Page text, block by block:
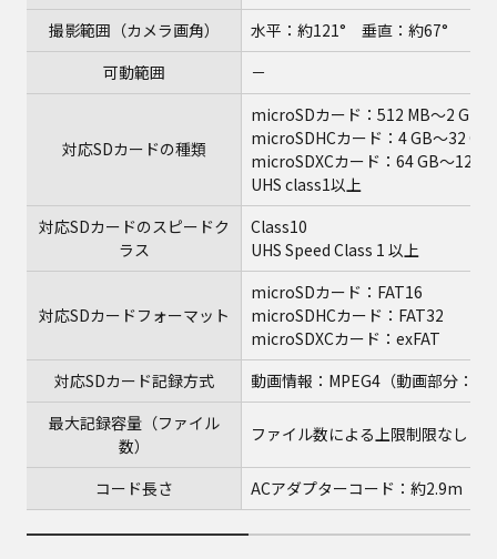
撮影範囲（カメラ画角）
水平：約121° 垂直：約67°
可動範囲
－
対応SDカードの種類
microSDカード：512 MB～2 GB
microSDHCカード：4 GB～32 GB
microSDXCカード：64 GB～128
UHS class1以上
対応SDカードのスピードク
ラス
Class10
UHS Speed Class 1 以上
対応SDカードフォーマット
microSDカード：FAT16
microSDHCカード：FAT32
microSDXCカード：exFAT
対応SDカード記録方式
動画情報：MPEG4（動画部分：
最大記録容量（ファイル
数）
ファイル数による上限制限なし
コード長さ ACアダプターコード：約2.9m